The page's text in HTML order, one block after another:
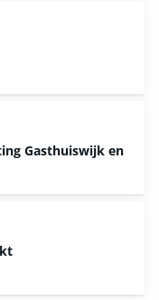
Gasthuiswijk en